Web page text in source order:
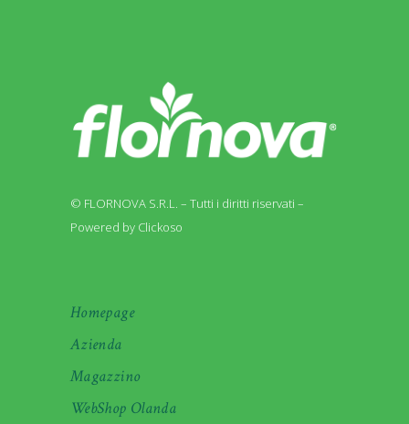
© FLORNOVA S.R.L. – Tutti i diritti riservati –
Powered by Clickoso
Homepage
Azienda
Magazzino
WebShop Olanda